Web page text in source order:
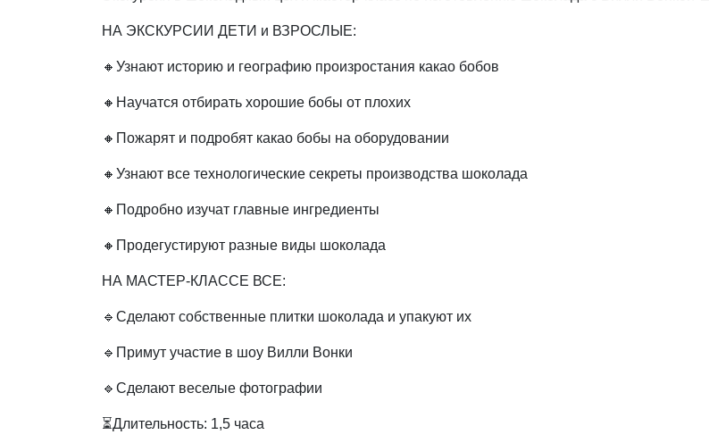
НА ЭКСКУРСИИ ДЕТИ и ВЗРОСЛЫЕ:
🔸Узнают историю и географию произростания какао бобов
🔸Научатся отбирать хорошие бобы от плохих
🔸Пожарят и подробят какао бобы на оборудовании
🔸Узнают все технологические секреты производства шоколада
🔸Подробно изучат главные ингредиенты
🔸Продегустируют разные виды шоколада
НА МАСТЕР-КЛАССЕ ВСЕ:
🔹Сделают собственные плитки шоколада и упакуют их
🔹Примут участие в шоу Вилли Вонки
🔹Сделают веселые фотографии
⏳Длительность: 1,5 часа